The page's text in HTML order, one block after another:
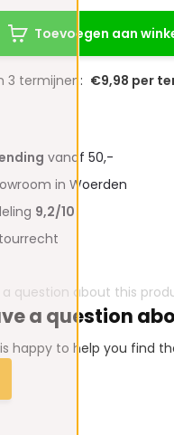
Toevoegen aan
3 termijnen: €9,98 per
vanaf 50,-
in Woerden
9,2/10
a question
happy to help you find